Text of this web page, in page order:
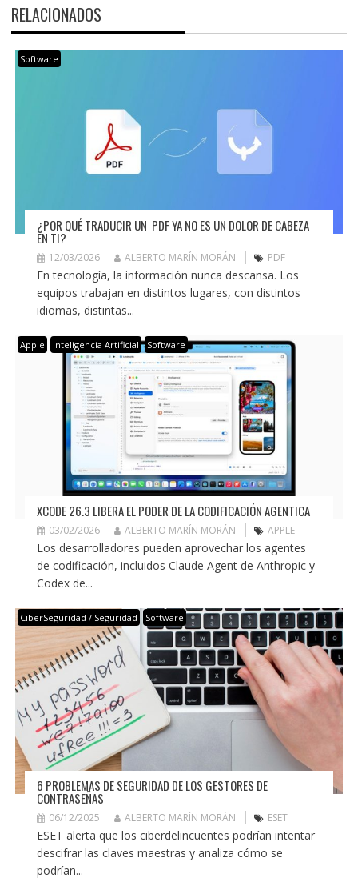
RELACIONADOS
Software
¿POR QUÉ TRADUCIR UN PDF YA NO ES UN DOLOR DE CABEZA
EN TI?
12/03/2026 ALBERTO MARÍN MORÁN PDF
En tecnología, la información nunca descansa. Los
equipos trabajan en distintos lugares, con distintos
idiomas, distintas...
Apple Inteligencia Artificial Software
XCODE 26.3 LIBERA EL PODER DE LA CODIFICACIÓN AGENTICA
03/02/2026 ALBERTO MARÍN MORÁN APPLE
Los desarrolladores pueden aprovechar los agentes
de codificación, incluidos Claude Agent de Anthropic y
Codex de...
CiberSeguridad / Seguridad Software
6 PROBLEMAS DE SEGURIDAD DE LOS GESTORES DE
CONTRASEÑAS
06/12/2025 ALBERTO MARÍN MORÁN ESET
ESET alerta que los ciberdelincuentes podrían intentar
descifrar las claves maestras y analiza cómo se
podrían...